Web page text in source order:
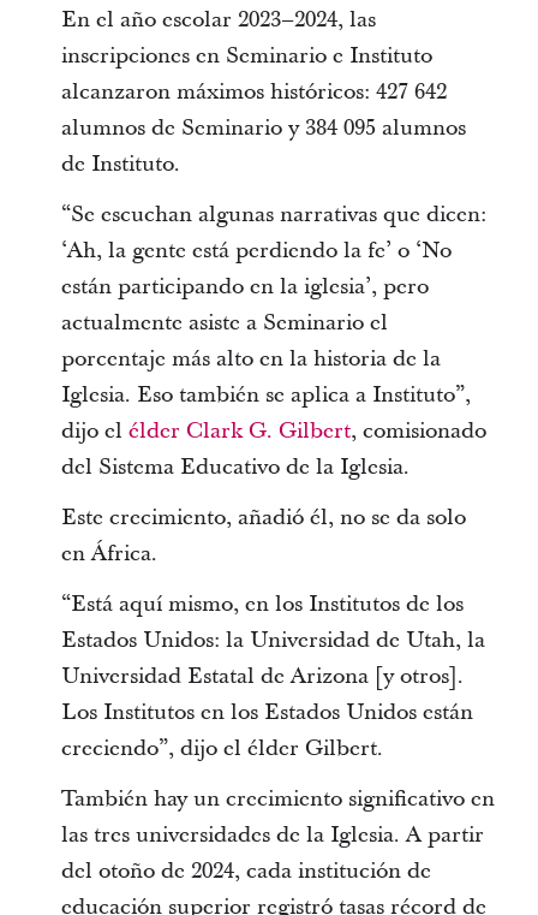
En el año escolar 2023–2024, las
inscripciones en Seminario e Instituto
alcanzaron máximos históricos: 427 642
alumnos de Seminario y 384 095 alumnos
de Instituto.
“Se escuchan algunas narrativas que dicen:
‘Ah, la gente está perdiendo la fe’ o ‘No
están participando en la iglesia’, pero
actualmente asiste a Seminario el
porcentaje más alto en la historia de la
Iglesia. Eso también se aplica a Instituto”,
dijo el élder Clark G. Gilbert, comisionado
del Sistema Educativo de la Iglesia.
Este crecimiento, añadió él, no se da solo
en África.
“Está aquí mismo, en los Institutos de los
Estados Unidos: la Universidad de Utah, la
Universidad Estatal de Arizona [y otros].
Los Institutos en los Estados Unidos están
creciendo”, dijo el élder Gilbert.
También hay un crecimiento significativo en
las tres universidades de la Iglesia. A partir
del otoño de 2024, cada institución de
educación superior registró tasas récord de